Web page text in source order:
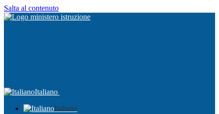
Salta al contenuto
Italiano
Italiano